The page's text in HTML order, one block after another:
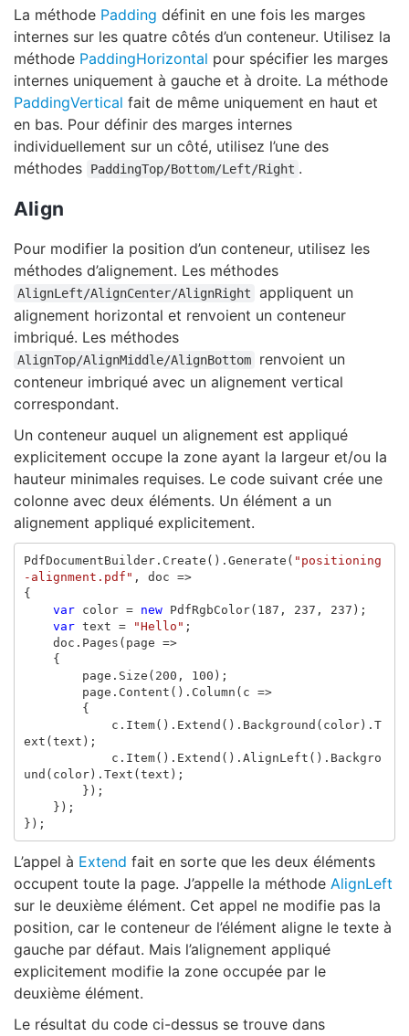
La méthode Padding définit en une fois les marges
internes sur les quatre côtés d’un conteneur. Utilisez la
méthode PaddingHorizontal pour spécifier les marges
internes uniquement à gauche et à droite. La méthode
PaddingVertical fait de même uniquement en haut et
en bas. Pour définir des marges internes
individuellement sur un côté, utilisez l’une des
méthodes
PaddingTop/Bottom/Left/Right .
Align
Pour modifier la position d’un conteneur, utilisez les
méthodes d’alignement. Les méthodes
AlignLeft/AlignCenter/AlignRight
appliquent un
alignement horizontal et renvoient un conteneur
imbriqué. Les méthodes
AlignTop/AlignMiddle/AlignBottom
renvoient un
conteneur imbriqué avec un alignement vertical
correspondant.
Un conteneur auquel un alignement est appliqué
explicitement occupe la zone ayant la largeur et/ou la
hauteur minimales requises. Le code suivant crée une
colonne avec deux éléments. Un élément a un
alignement appliqué explicitement.
PdfDocumentBuilder. Create (). Generate ( "positioning
-alignment.pdf" , doc =>
{
var
color = new PdfRgbColor( 187 , 237 , 237 );
var text = "Hello" ;
doc . Pages ( page =>
{
page . Size ( 200 , 100 );
page . Content (). Column ( c =>
{
c . Item(). Extend (). Background ( color). T
ext ( text );
c . Item(). Extend (). AlignLeft (). Backgro
und ( color). Text ( text );
});
});
});
L’appel à Extend fait en sorte que les deux éléments
occupent toute la page. J’appelle la méthode AlignLeft
sur le deuxième élément. Cet appel ne modifie pas la
position, car le conteneur de l’élément aligne le texte à
gauche par défaut. Mais l’alignement appliqué
explicitement modifie la zone occupée par le
deuxième élément.
Le résultat du code ci-dessus se trouve dans